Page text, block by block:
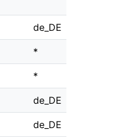
de_DE
*
*
de_DE
de_DE